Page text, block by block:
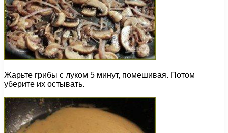
Жарьте грибы с луком 5 минут, помешивая. Потом
уберите их остывать.